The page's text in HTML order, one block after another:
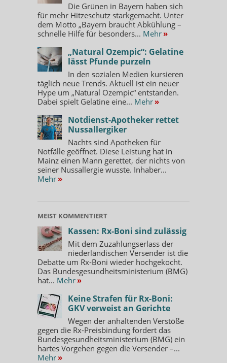
Die Grünen in Bayern haben sich
für mehr Hitzeschutz starkgemacht. Unter
dem Motto „Bayern braucht Abkühlung –
schnelle Hilfe für besonders... Mehr »
„Natural Ozempic“: Gelatine
lässt Pfunde purzeln
In den sozialen Medien kursieren
täglich neue Trends. Aktuell ist ein neuer
Hype um „Natural Ozempic“ entstanden.
Dabei spielt Gelatine eine... Mehr »
Notdienst-Apotheker rettet
Nussallergiker
Nachts sind Apotheken für
Notfälle geöffnet. Diese Leistung hat in
Mainz einen Mann gerettet, der nichts von
seiner Nussallergie wusste. Inhaber...
Mehr »
MEIST KOMMENTIERT
Kassen: Rx-Boni sind zulässig
Mit dem Zuzahlungserlass der
niederländischen Versender ist die
Debatte um Rx-Boni wieder hochgekocht.
Das Bundesgesundheitsministerium (BMG)
hat... Mehr »
Keine Strafen für Rx-Boni:
GKV verweist an Gerichte
Wegen der anhaltenden Verstöße
gegen die Rx-Preisbindung fordert das
Bundesgesundheitsministerium (BMG) ein
hartes Vorgehen gegen die Versender –...
Mehr »